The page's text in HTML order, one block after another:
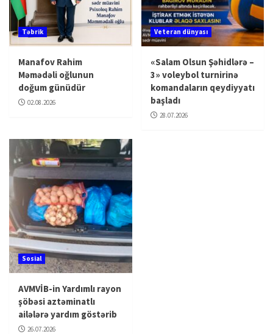
Təbrik
Manafov Rahim
Məmədəli oğlunun
doğum günüdür
02.08.2026
Veteran dünyası
«Salam Olsun Şəhidlərə –
3» voleybol turnirinə
komandaların qeydiyyatı
başladı
28.07.2026
Sosial
AVMVİB-in Yardımlı rayon
şöbəsi aztəminatlı
ailələrə yardım göstərib
26.07.2026